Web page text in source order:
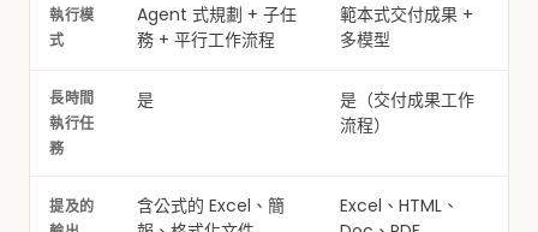
執行模
式
Agent 式規劃 + 子任
務 + 平行工作流程
範本式交付成果 +
多模型
長時間
執行任
務
是
是（交付成果工作
流程）
提及的
含公式的 Excel、簡
Excel、HTML、